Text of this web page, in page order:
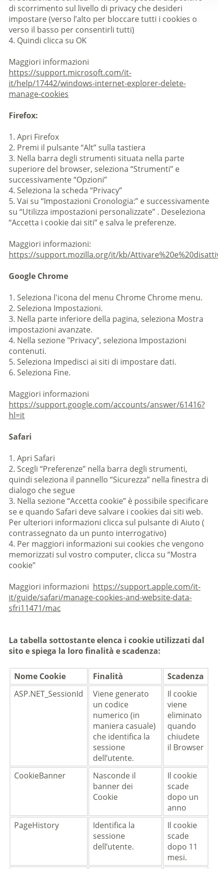
di scorrimento sul livello di privacy che desideri
impostare (verso l’alto per bloccare tutti i cookies o
verso il basso per consentirli tutti)
4. Quindi clicca su OK
Maggiori informazioni
https://support.microsoft.com/it-
it/help/17442/windows-internet-explorer-delete-
manage-cookies
Firefox:
1. Apri Firefox
2. Premi il pulsante “Alt” sulla tastiera
3. Nella barra degli strumenti situata nella parte
superiore del browser, seleziona “Strumenti” e
successivamente “Opzioni”
4. Seleziona la scheda “Privacy”
5. Vai su “Impostazioni Cronologia:” e successivamente
su “Utilizza impostazioni personalizzate” . Deseleziona
“Accetta i cookie dai siti” e salva le preferenze.
Maggiori informazioni:
https://support.mozilla.org/it/kb/
Google Chrome
1. Seleziona l'icona del menu Chrome Chrome menu.
2. Seleziona Impostazioni.
3. Nella parte inferiore della pagina, seleziona Mostra
impostazioni avanzate.
4. Nella sezione "Privacy", seleziona Impostazioni
contenuti.
5. Seleziona Impedisci ai siti di impostare dati.
6. Seleziona Fine.
Maggiori informazioni
https://support.google.com/accounts/answer/61416?
hl=it
Safari
1. Apri Safari
2. Scegli “Preferenze” nella barra degli strumenti,
quindi seleziona il pannello “Sicurezza” nella finestra di
dialogo che segue
3. Nella sezione “Accetta cookie” è possibile specificare
se e quando Safari deve salvare i cookies dai siti web.
Per ulteriori informazioni clicca sul pulsante di Aiuto (
contrassegnato da un punto interrogativo)
4. Per maggiori informazioni sui cookies che vengono
memorizzati sul vostro computer, clicca su “Mostra
cookie”
Maggiori informazioni https://support.apple.com/it-
it/guide/safari/manage-cookies-and-website-data-
sfri11471/mac
La tabella sottostante elenca i cookie utilizzati dal
sito e spiega la loro finalità e scadenza:
Nome Cookie Finalità
Scadenza
ASP.NET_SessionId
Viene generato
un codice
numerico (in
maniera casuale)
che identifica la
sessione
dell’utente.
Il cookie
viene
eliminato
quando
chiudete
il Browser
CookieBanner
Nasconde il
banner dei
Cookie
Il cookie
scade
dopo un
anno
PageHistory
Identifica la
sessione
dell’utente.
Il cookie
scade
dopo 11
mesi.